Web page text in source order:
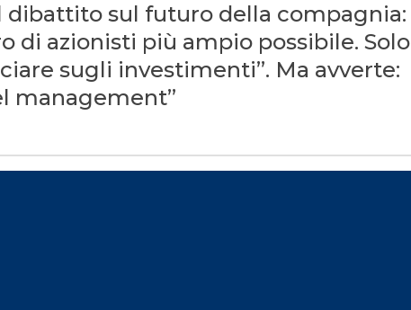
dibattito sul futuro della compagnia:
di azionisti più ampio possibile. Solo
sugli investimenti”. Ma avverte:
management”